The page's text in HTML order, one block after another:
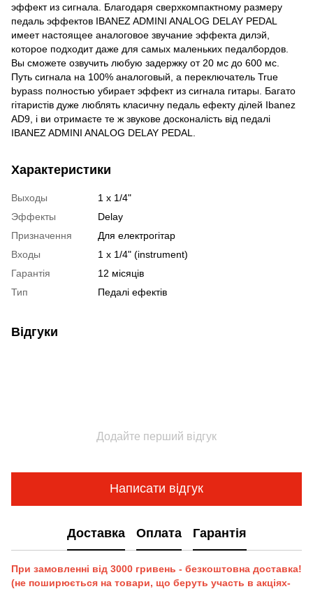
эффект из сигнала. Благодаря сверхкомпактному размеру
педаль эффектов IBANEZ ADMINI ANALOG DELAY PEDAL
имеет настоящее аналоговое звучание эффекта дилэй,
которое подходит даже для самых маленьких педалбордов.
Вы сможете озвучить любую задержку от 20 мс до 600 мс.
Путь сигнала на 100% аналоговый, а переключатель True
bypass полностью убирает эффект из сигнала гитары. Багато
гітаристів дуже люблять класичну педаль ефекту ділей Ibanez
AD9, і ви отримаєте те ж звукове досконалість від педалі
IBANEZ ADMINI ANALOG DELAY PEDAL.
Характеристики
Выходы
1 x 1/4"
Эффекты
Delay
Призначення
Для електрогітар
Входы
1 x 1/4" (instrument)
Гарантія
12 місяців
Тип
Педалі ефектів
Відгуки
Додайте перший відгук
Написати відгук
Доставка Оплата Гарантія
При замовленні від 3000 гривень - безкоштовна доставка!
(не поширюється на товари, що беруть участь в акціях-